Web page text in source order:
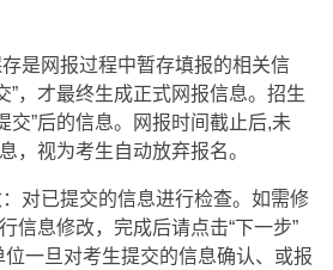
是网报过程中暂存填报的相关信
”，才最终生成正式网报信息。招生
交”后的信息。网报时间截止后,未
，视为考生自动放弃报名。
对已提交的信息进行检查。如需修
信息修改，完成后请点击“下一步”
一旦对考生提交的信息确认、或报